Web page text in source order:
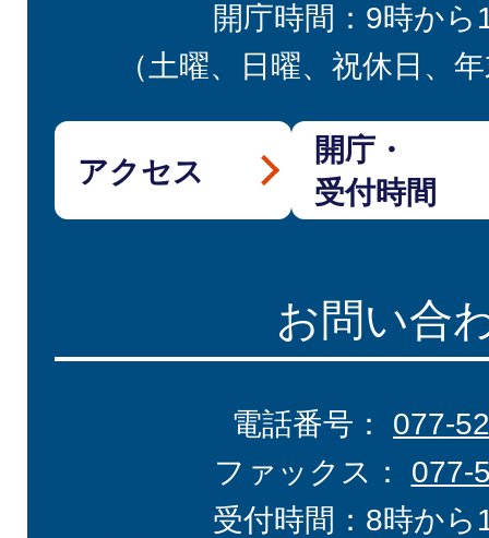
開庁時間：9時から
（土曜、日曜、祝休日、
アクセス
開庁・
受付時間
お問い合
電話番号： 077-
ファックス： 077-
受付時間：8時から